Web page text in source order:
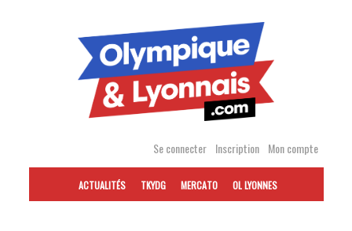
Se connecter Inscription Mon compte
ACTUALITÉS TKYDG MERCATO OL LYONNES